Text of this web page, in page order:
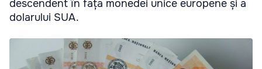
descendent în fața monedei unice europene și a
dolarului SUA.